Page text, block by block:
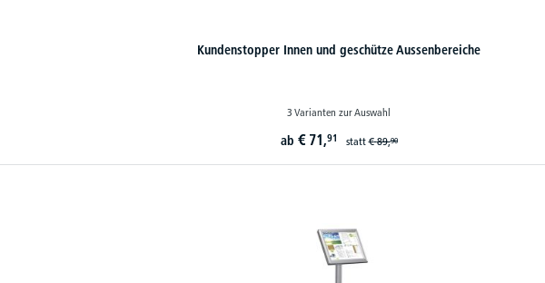
Kundenstopper Innen und geschütze Aussenbereiche
3 Varianten zur Auswahl
ab € 71,91 statt€ 89,90